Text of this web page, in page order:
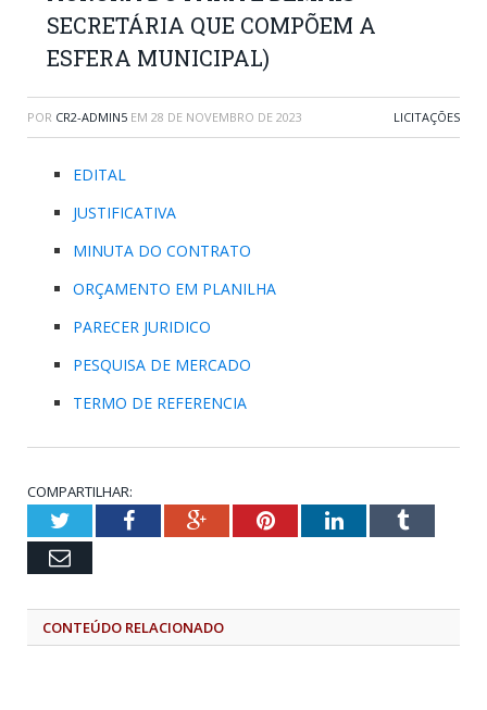
SECRETÁRIA QUE COMPÕEM A
ESFERA MUNICIPAL)
POR CR2-ADMIN5 EM 28 DE NOVEMBRO DE 2023 LICITAÇÕES
EDITAL
JUSTIFICATIVA
MINUTA DO CONTRATO
ORÇAMENTO EM PLANILHA
PARECER JURIDICO
PESQUISA DE MERCADO
TERMO DE REFERENCIA
COMPARTILHAR:
TwitterFacebookGoogle+PinterestLinkedInTumblr
Email
CONTEÚDO RELACIONADO